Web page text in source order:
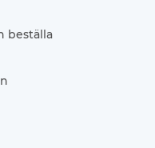
beställa